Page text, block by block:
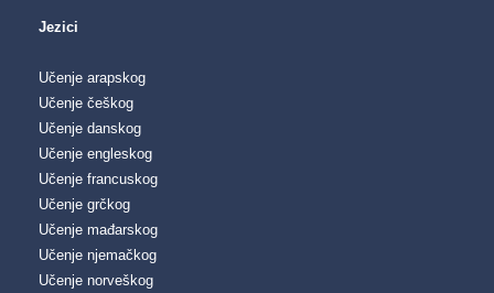
Jezici
Učenje arapskog
Učenje češkog
Učenje danskog
Učenje engleskog
Učenje francuskog
Učenje grčkog
Učenje mađarskog
Učenje njemačkog
Učenje norveškog